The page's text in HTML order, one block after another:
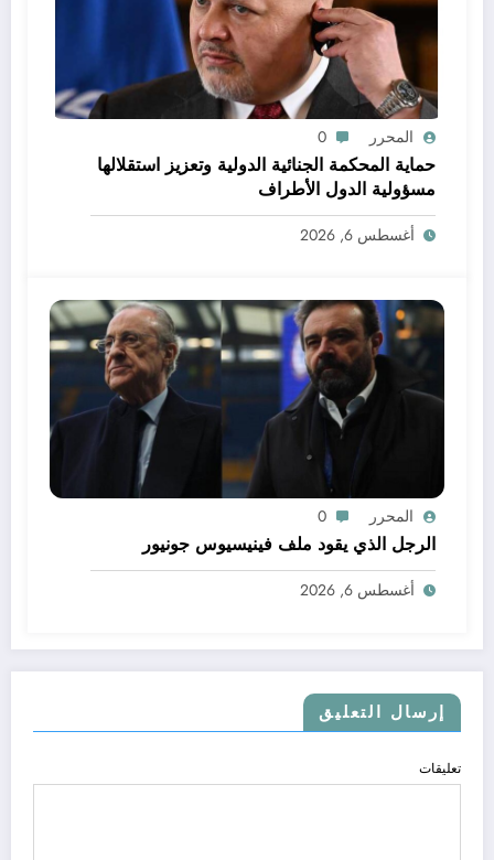
المحرر 0
حماية المحكمة الجنائية الدولية وتعزيز استقلالها
مسؤولية الدول الأطراف
أغسطس 6, 2026
المحرر 0
الرجل الذي يقود ملف فينيسيوس جونيور
أغسطس 6, 2026
إرسال التعليق
تعليقات